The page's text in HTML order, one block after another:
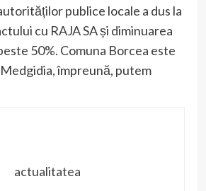
publice locale a dus la
cu RAJA SA și diminuarea
50%. Comuna Borcea este
împreună, putem
actualitatea